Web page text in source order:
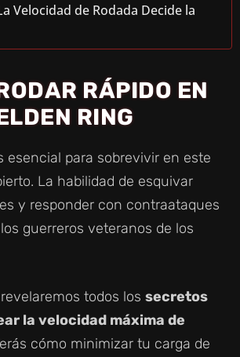
Velocidad de Rodada Decide la
RÁPIDO EN
RING
esencial para sobrevivir en este
La habilidad de esquivar
y responder con contraataques
guerreros veteranos de los
todos los secretos
la velocidad máxima de
cómo minimizar tu carga de